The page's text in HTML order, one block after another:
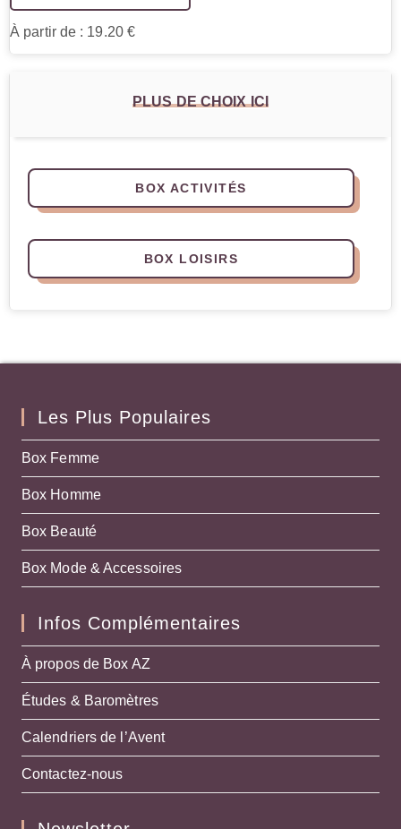
À partir de : 19.20 €
PLUS DE CHOIX ICI
BOX ACTIVITÉS
BOX LOISIRS
Les Plus Populaires
Box Femme
Box Homme
Box Beauté
Box Mode & Accessoires
Infos Complémentaires
À propos de Box AZ
Études & Baromètres
Calendriers de l’Avent
Contactez-nous